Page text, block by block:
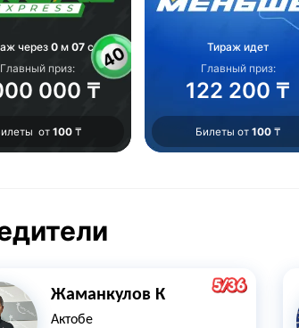
через 0 м 07 с
Главный приз:
000 ₸
от 100₸
Тираж идет
Главный приз:
122 200 ₸
Билеты от100 ₸
Жаманкулов К
Актобе